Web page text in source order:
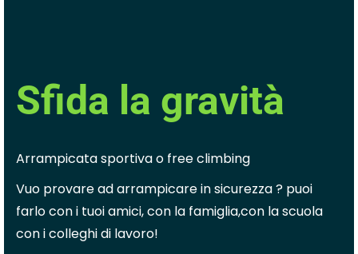
Sfida la gravità
Arrampicata sportiva o free climbing
Vuo provare ad arrampicare in sicurezza ? puoi
farlo con i tuoi amici, con la famiglia,con la scuola
con i colleghi di lavoro!